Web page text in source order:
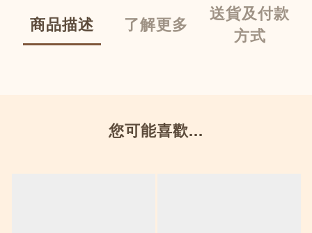
商品描述 了解更多
送貨及付款
方式
您可能喜歡...